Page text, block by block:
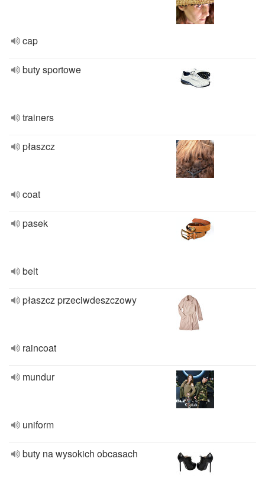
cap
buty sportowe
trainers
płaszcz
coat
pasek
belt
płaszcz przeciwdeszczowy
raincoat
mundur
uniform
buty na wysokich obcasach